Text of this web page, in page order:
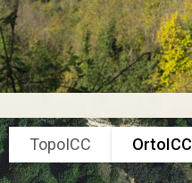
TopoICC OrtoICC